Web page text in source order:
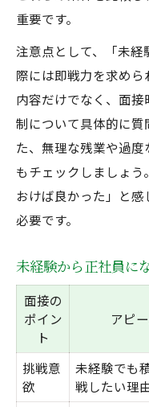
重要です。
注意点として、「未
際には即戦力を求めら
内容だけでなく、面
制について具体的に質
た、無理な残業や過
もチェックしましょ
おけば良かった」と
必要です。
未経験から正社員に
面接の
ポイン
ト
アピ
挑戦意
欲
未経験でも
戦したい理